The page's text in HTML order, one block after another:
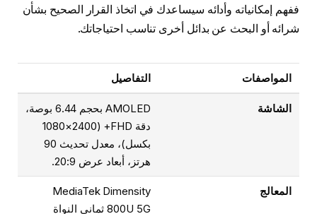
ففهم إمكانياته وأدائه سيساعدك في اتخاذ القرار الصحيح بشأن
شرائه أو البحث عن بدائل أخرى تناسب احتياجاتك.
المواصفات التفاصيل
الشاشة
AMOLED بحجم 6.44 بوصة،
دقة FHD+ (1080×2400
بكسل)، معدل تحديث 90
هرتز، أبعاد عرض 20:9.
المعالج
MediaTek Dimensity
800U 5G ثماني النواة